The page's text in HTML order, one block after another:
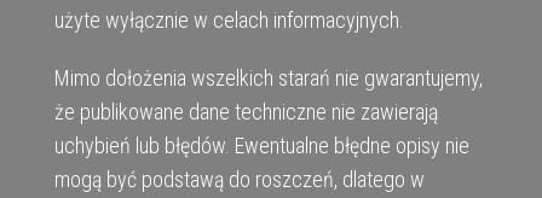
użyte wyłącznie w celach informacyjnych.
Mimo dołożenia wszelkich starań nie gwarantujemy,
że publikowane dane techniczne nie zawierają
uchybień lub błędów. Ewentualne błędne opisy nie
mogą być podstawą do roszczeń, dlatego w